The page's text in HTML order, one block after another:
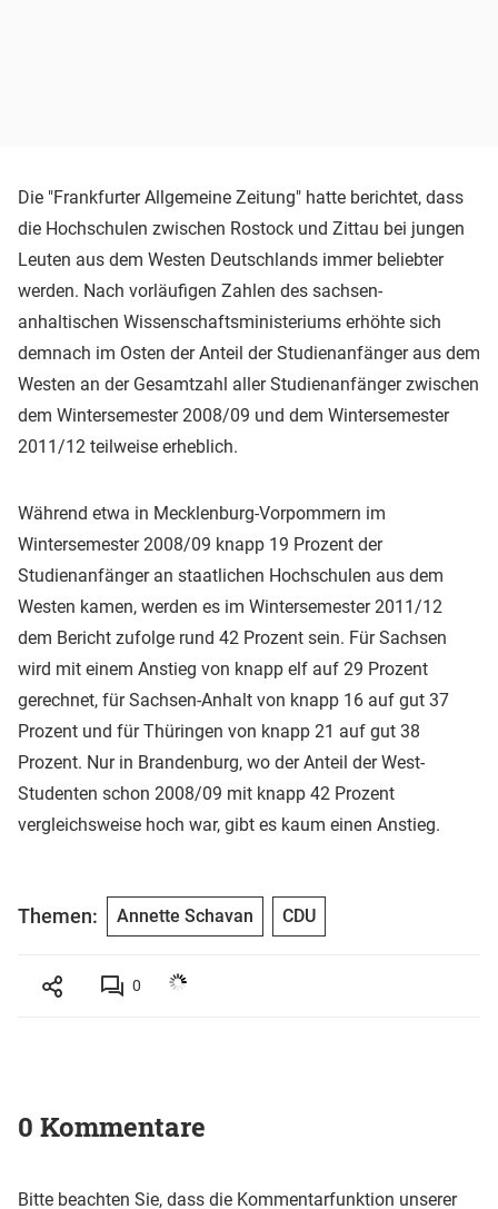
Die "Frankfurter Allgemeine Zeitung" hatte berichtet, dass
die Hochschulen zwischen Rostock und Zittau bei jungen
Leuten aus dem Westen Deutschlands immer beliebter
werden. Nach vorläufigen Zahlen des sachsen-
anhaltischen Wissenschaftsministeriums erhöhte sich
demnach im Osten der Anteil der Studienanfänger aus dem
Westen an der Gesamtzahl aller Studienanfänger zwischen
dem Wintersemester 2008/09 und dem Wintersemester
2011/12 teilweise erheblich.
Während etwa in Mecklenburg-Vorpommern im
Wintersemester 2008/09 knapp 19 Prozent der
Studienanfänger an staatlichen Hochschulen aus dem
Westen kamen, werden es im Wintersemester 2011/12
dem Bericht zufolge rund 42 Prozent sein. Für Sachsen
wird mit einem Anstieg von knapp elf auf 29 Prozent
gerechnet, für Sachsen-Anhalt von knapp 16 auf gut 37
Prozent und für Thüringen von knapp 21 auf gut 38
Prozent. Nur in Brandenburg, wo der Anteil der West-
Studenten schon 2008/09 mit knapp 42 Prozent
vergleichsweise hoch war, gibt es kaum einen Anstieg.
Themen: Annette Schavan CDU
0
0 Kommentare
Bitte beachten Sie, dass die Kommentarfunktion unserer